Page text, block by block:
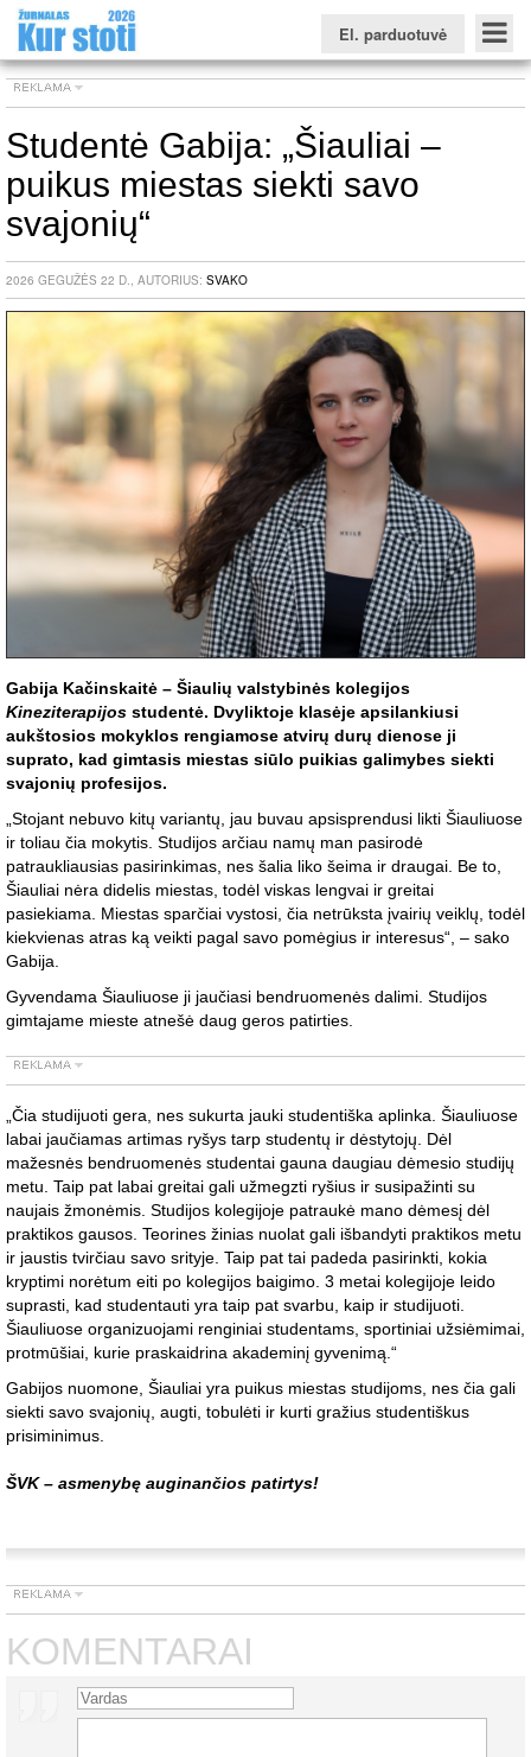
El. parduotuvė
Konkursinio balo skaičiuoklė Žurnalas KUR STOTI Žurnalas KUO BŪTI
FORUMAS Naujienos
Universitetų sritis
Kolegijų sritis
Profesinių mokyklų sritis
Studentė Gabija: „Šiauliai –
puikus miestas siekti savo
svajonių“
2026 GEGUŽĖS 22 D., AUTORIUS: SVAKO
Gabija Kačinskaitė – Šiaulių valstybinės kolegijos
Kineziterapijos studentė. Dvyliktoje klasėje apsilankiusi
aukštosios mokyklos rengiamose atvirų durų dienose ji
suprato, kad gimtasis miestas siūlo puikias galimybes siekti
svajonių profesijos.
„Stojant nebuvo kitų variantų, jau buvau apsisprendusi likti Šiauliuose
ir toliau čia mokytis. Studijos arčiau namų man pasirodė
patraukliausias pasirinkimas, nes šalia liko šeima ir draugai. Be to,
Šiauliai nėra didelis miestas, todėl viskas lengvai ir greitai
pasiekiama. Miestas sparčiai vystosi, čia netrūksta įvairių veiklų, todėl
kiekvienas atras ką veikti pagal savo pomėgius ir interesus“, – sako
Gabija.
Gyvendama Šiauliuose ji jaučiasi bendruomenės dalimi. Studijos
gimtajame mieste atnešė daug geros patirties.
„Čia studijuoti gera, nes sukurta jauki studentiška aplinka. Šiauliuose
labai jaučiamas artimas ryšys tarp studentų ir dėstytojų. Dėl
mažesnės bendruomenės studentai gauna daugiau dėmesio studijų
metu. Taip pat labai greitai gali užmegzti ryšius ir susipažinti su
naujais žmonėmis. Studijos kolegijoje patraukė mano dėmesį dėl
praktikos gausos. Teorines žinias nuolat gali išbandyti praktikos metu
ir jaustis tvirčiau savo srityje. Taip pat tai padeda pasirinkti, kokia
kryptimi norėtum eiti po kolegijos baigimo. 3 metai kolegijoje leido
suprasti, kad studentauti yra taip pat svarbu, kaip ir studijuoti.
Šiauliuose organizuojami renginiai studentams, sportiniai užsiėmimai,
protmūšiai, kurie praskaidrina akademinį gyvenimą.“
Gabijos nuomone, Šiauliai yra puikus miestas studijoms, nes čia gali
siekti savo svajonių, augti, tobulėti ir kurti gražius studentiškus
prisiminimus.
ŠVK – asmenybę auginančios patirtys!
KOMENTARAI